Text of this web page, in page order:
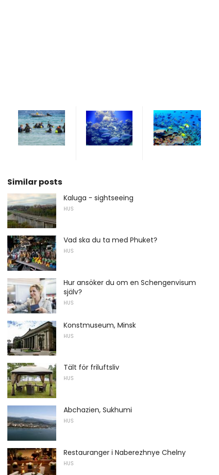
Similar posts
Kaluga - sightseeing
HUS
Vad ska du ta med Phuket?
HUS
Hur ansöker du om en Schengenvisum
själv?
HUS
Konstmuseum, Minsk
HUS
Tält för friluftsliv
HUS
Abchazien, Sukhumi
HUS
Restauranger i Naberezhnye Chelny
HUS